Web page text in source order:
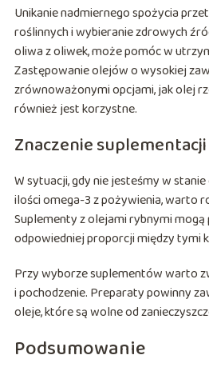
Unikanie nadmiernego spożycia
roślinnych i wybieranie zdrowych
oliwa z oliwek, może pomóc w
Zastępowanie olejów o wysokiej
zrównoważonymi opcjami, jak olej
również jest korzystne.
Znaczenie suplementacji
W sytuacji, gdy nie jesteśmy w
ilości omega-3 z pożywienia, warto
Suplementy z olejami rybnymi
odpowiedniej proporcji między tymi
Przy wyborze suplementów warto
i pochodzenie. Preparaty powinny
oleje, które są wolne od
Podsumowanie